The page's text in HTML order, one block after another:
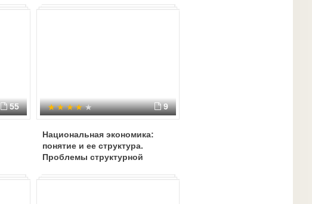
55 9
Национальная экономика:
понятие и ее структура.
Проблемы структурной